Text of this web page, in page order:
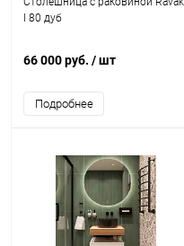
I 80 дуб
66 000 руб. / шт
Подробнее